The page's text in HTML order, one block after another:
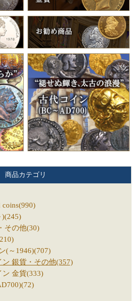
商品カテゴリ
)(245)
その他(30)
(～1946)(707)
銀貨・その他(357)
ン 金貨(333)